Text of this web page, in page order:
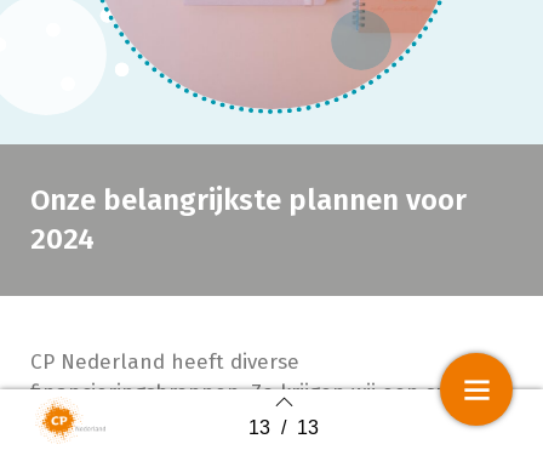
Back to index 13 / 13
Onze belangrijkste plannen voor
2024
CP Nederland heeft diverse
financieringsbronnen. Zo krijgen wij een subsidie
van het ministerie van VWS om als